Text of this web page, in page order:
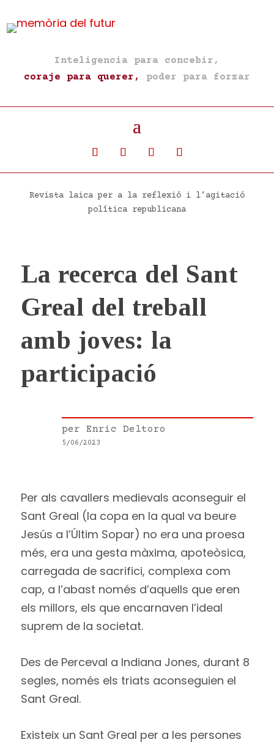
Inteligencia para concebir,
coraje para querer,
poder para forzar
Revista laica per a la reflexió i l’agitació
política republicana
La recerca del Sant
Greal del treball
amb joves: la
participació
per Enric Deltoro
5/06/2023
Per als cavallers medievals aconseguir el
Sant Greal (la copa en la qual va beure
Jesús a l’Últim Sopar) no era una proesa
més, era una gesta màxima, apoteòsica,
carregada de sacrifici, complexa com
cap, a l’abast només d’aquells que eren
els millors, els que encarnaven l’ideal
suprem de la societat.
Des de Perceval a Indiana Jones, durant 8
segles, només els triats aconseguien el
Sant Greal.
Existeix un Sant Greal per a les persones